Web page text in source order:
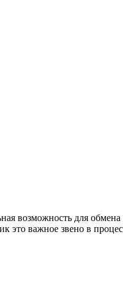
возможность для
это важное звено в